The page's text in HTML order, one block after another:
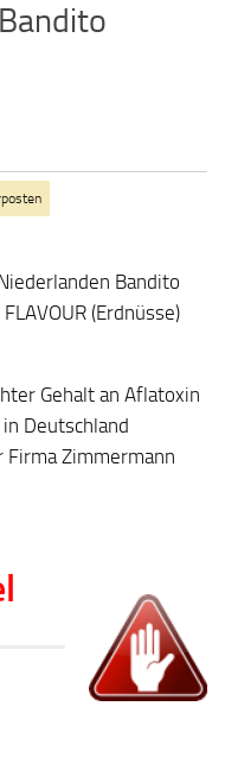
Bandito
(Erdnüsse)
Gehalt an Aflatoxin
Deutschland
Firma Zimmermann